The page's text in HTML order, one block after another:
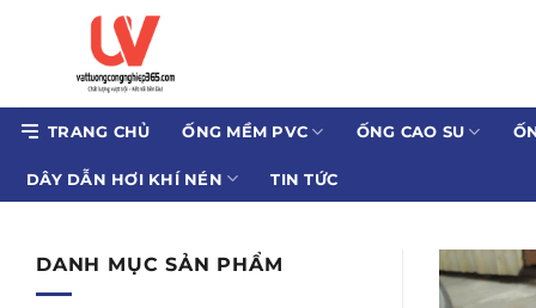
dung
TRANG CHỦ ỐNG MỀM PVC ỐNG CAO SU
DÂY DẪN HƠI KHÍ NÉN TIN TỨC
DANH MỤC SẢN PHẨM